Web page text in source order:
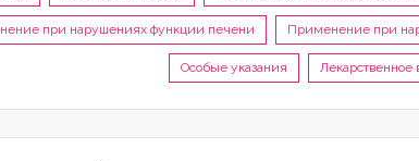
при нарушениях функции печени Применение при
Особые указания Лекарственное